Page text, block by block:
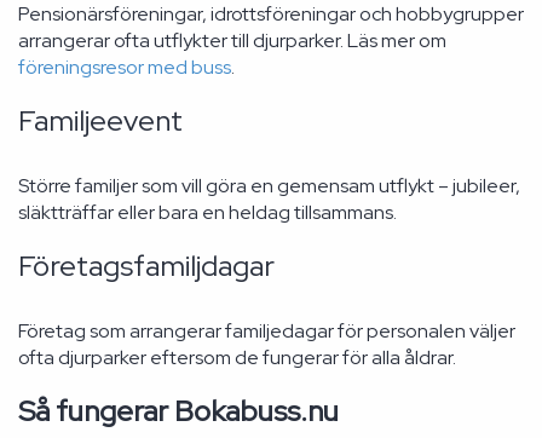
Pensionärsföreningar, idrottsföreningar och hobbygrupper
arrangerar ofta utflykter till djurparker. Läs mer om
föreningsresor med buss.
Familjeevent
Större familjer som vill göra en gemensam utflykt – jubileer,
släktträffar eller bara en heldag tillsammans.
Företagsfamiljdagar
Företag som arrangerar familjedagar för personalen väljer
ofta djurparker eftersom de fungerar för alla åldrar.
Så fungerar Bokabuss.nu